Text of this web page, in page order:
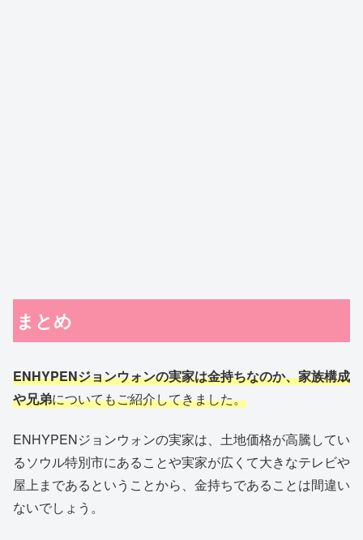
まとめ
ENHYPENジョンウォンの実家は金持ちなのか、家族構成
や兄弟についてもご紹介してきました。
ENHYPENジョンウォンの実家は、土地価格が高騰してい
るソウル特別市にあることや実家が広くて大きなテレビや
屋上まであるということから、金持ちであることは間違い
ないでしょう。